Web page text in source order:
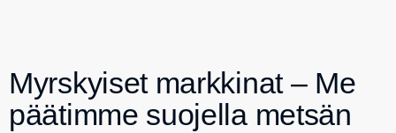
Myrskyiset markkinat – Me
päätimme suojella metsän